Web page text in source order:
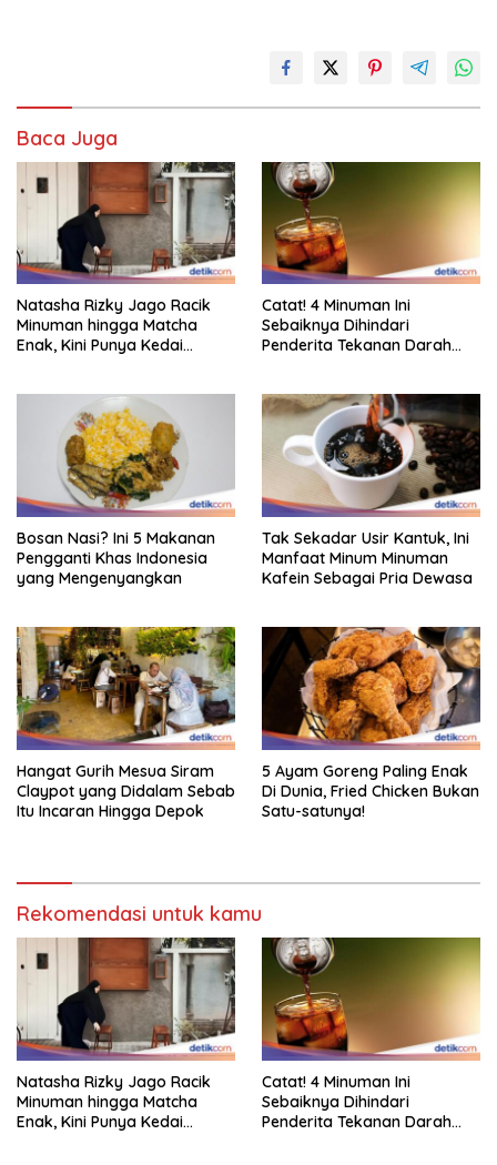
Baca Juga
Natasha Rizky Jago Racik
Minuman hingga Matcha
Enak, Kini Punya Kedai
Catat! 4 Minuman Ini
Sebaiknya Dihindari
Penderita Tekanan Darah
Bosan Nasi? Ini 5 Makanan
Pengganti Khas Indonesia
yang Mengenyangkan
Tak Sekadar Usir Kantuk, Ini
Manfaat Minum Minuman
Kafein Sebagai Pria Dewasa
Hangat Gurih Mesua Siram
Claypot yang Didalam Sebab
Itu Incaran Hingga Depok
5 Ayam Goreng Paling Enak
Di Dunia, Fried Chicken Bukan
Satu-satunya!
Rekomendasi untuk kamu
Natasha Rizky Jago Racik
Minuman hingga Matcha
Enak, Kini Punya Kedai
Catat! 4 Minuman Ini
Sebaiknya Dihindari
Penderita Tekanan Darah